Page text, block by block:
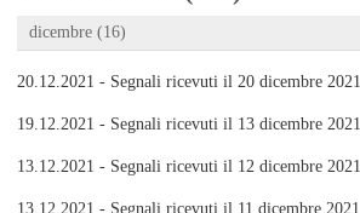
dicembre (16)
20.12.2021 - Segnali ricevuti il 20 dicembre 2021
19.12.2021 - Segnali ricevuti il 13 dicembre 2021
13.12.2021 - Segnali ricevuti il 12 dicembre 2021
13.12.2021 - Segnali ricevuti il 11 dicembre 2021